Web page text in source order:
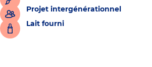
Projet intergénérationnel
Lait fourni